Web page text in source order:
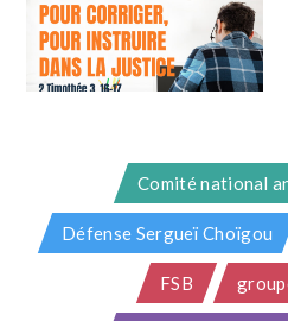
Comité national
Défense Sergueï Choïgou
FSB